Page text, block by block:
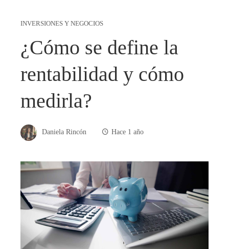
INVERSIONES Y NEGOCIOS
¿Cómo se define la
rentabilidad y cómo
medirla?
Daniela Rincón Hace 1 año